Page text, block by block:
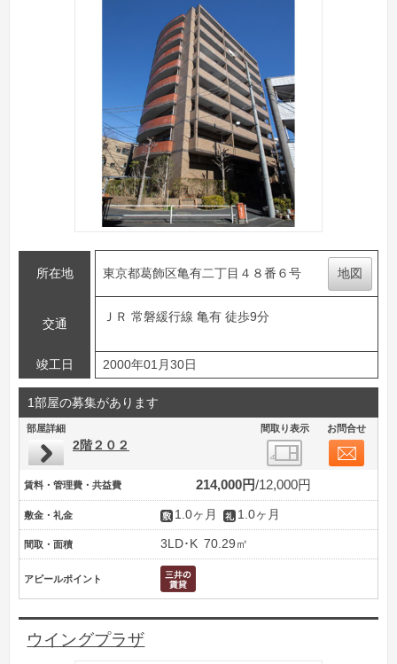
所在地 東京都葛飾区亀有二丁目４８番６号 地図
交通
ＪＲ 常磐緩行線 亀有 徒歩9分
竣工日 2000年01月30日
1部屋の募集があります
部屋詳細 間取り表示 お問合せ
2階２０２
賃料・管理費・共益費 214,000円 12,000円
敷金・礼金 1.0ヶ月 1.0ヶ月
間取・面積 3LD･K 70.29㎡
アピールポイント
ウイングプラザ